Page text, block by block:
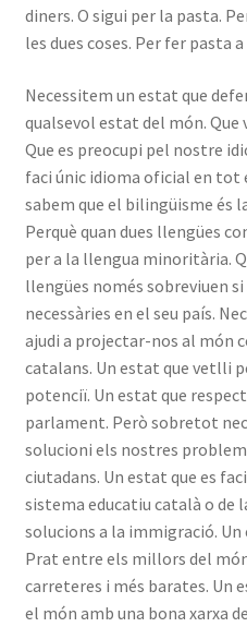
diners. O sigui per la pasta.
les dues coses. Per fer pasta
Necessitem un estat que
qualsevol estat del món.
Que es preocupi pel nostre
faci únic idioma oficial en
sabem que el bilingüisme és
Perquè quan dues llengües
per a la llengua minoritària.
llengües només sobreviuen
necessàries en el seu país.
ajudi a projectar-nos al món
catalans. Un estat que vetlli
potenciï. Un estat que
parlament. Però sobretot
solucioni els nostres
ciutadans. Un estat que es
sistema educatiu català o de
solucions a la immigració.
Prat entre els millors del
carreteres i més barates. Un
el món amb una bona xarxa